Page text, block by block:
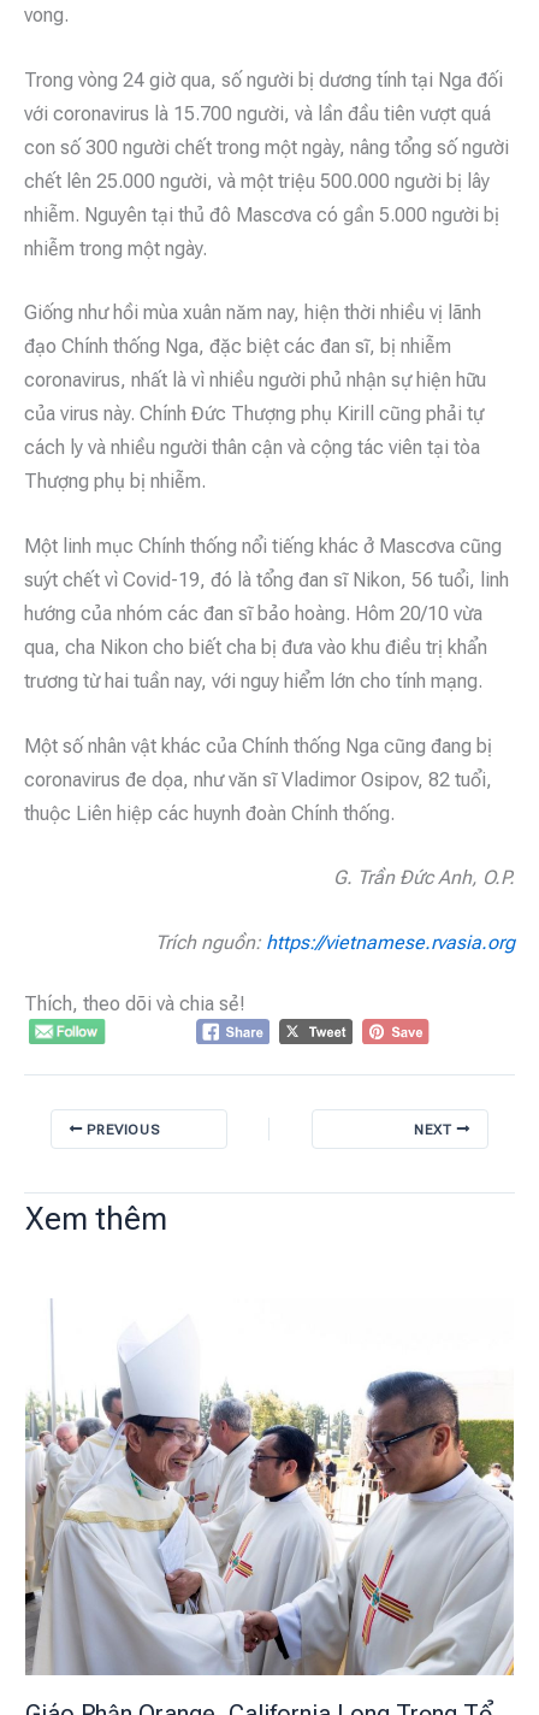
vong.
Trong vòng 24 giờ qua, số người bị dương tính tại Nga đối
với coronavirus là 15.700 người, và lần đầu tiên vượt quá
con số 300 người chết trong một ngày, nâng tổng số người
chết lên 25.000 người, và một triệu 500.000 người bị lây
nhiễm. Nguyên tại thủ đô Mascơva có gần 5.000 người bị
nhiễm trong một ngày.
Giống như hồi mùa xuân năm nay, hiện thời nhiều vị lãnh
đạo Chính thống Nga, đặc biệt các đan sĩ, bị nhiễm
coronavirus, nhất là vì nhiều người phủ nhận sự hiện hữu
của virus này. Chính Đức Thượng phụ Kirill cũng phải tự
cách ly và nhiều người thân cận và cộng tác viên tại tòa
Thượng phụ bị nhiễm.
Một linh mục Chính thống nổi tiếng khác ở Mascơva cũng
suýt chết vì Covid-19, đó là tổng đan sĩ Nikon, 56 tuổi, linh
hướng của nhóm các đan sĩ bảo hoàng. Hôm 20/10 vừa
qua, cha Nikon cho biết cha bị đưa vào khu điều trị khẩn
trương từ hai tuần nay, với nguy hiểm lớn cho tính mạng.
Một số nhân vật khác của Chính thống Nga cũng đang bị
coronavirus đe dọa, như văn sĩ Vladimor Osipov, 82 tuổi,
thuộc Liên hiệp các huynh đoàn Chính thống.
G. Trần Đức Anh, O.P.
Trích nguồn: https://vietnamese.rvasia.org
Thích, theo dõi và chia sẻ!
PREVIOUS NEXT
Xem thêm